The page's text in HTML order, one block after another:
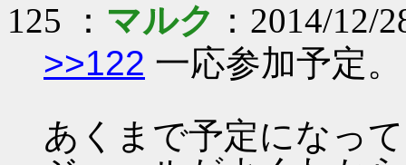
125 ： マルク ：2014/12/
>>122 一応参加予定。
あくまで予定になっ